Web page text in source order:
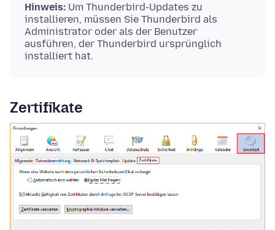
Hinweis: Um Thunderbird-Updates zu
installieren, müssen Sie Thunderbird als
Administrator oder als der Benutzer
ausführen, der Thunderbird ursprünglich
installiert hat.
Zertifikate